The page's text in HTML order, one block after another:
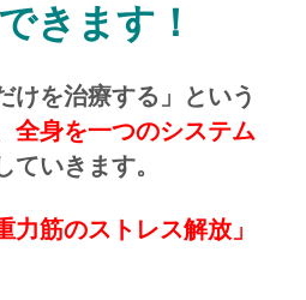
きます！
けを治療する」という
全身を一つのシステム
ていきます。
力筋のストレス解放」